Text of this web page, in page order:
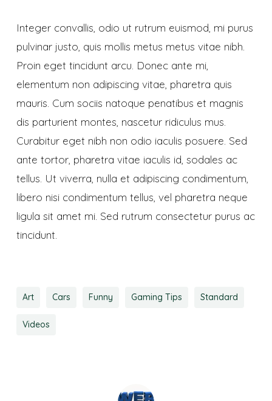
Integer convallis, odio ut rutrum euismod, mi purus
pulvinar justo, quis mollis metus metus vitae nibh.
Proin eget tincidunt arcu. Donec ante mi,
elementum non adipiscing vitae, pharetra quis
mauris. Cum sociis natoque penatibus et magnis
dis parturient montes, nascetur ridiculus mus.
Curabitur eget nibh non odio iaculis posuere. Sed
ante tortor, pharetra vitae iaculis id, sodales ac
tellus. Ut viverra, nulla et adipiscing condimentum,
libero nisi condimentum tellus, vel pharetra neque
ligula sit amet mi. Sed rutrum consectetur purus ac
tincidunt.
Art Cars Funny Gaming Tips Standard
Videos